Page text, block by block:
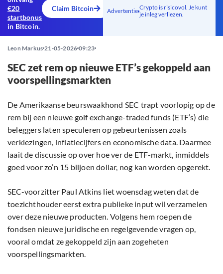
€20
startbonus
in Bitcoin.
Claim Bitcoin Advertentie Crypto is risicovol. Je kunt
je inleg verliezen.
Leon Markus 21-05-2026 09:23
SEC zet rem op nieuwe ETF’s gekoppeld aan
voorspellingsmarkten
De Amerikaanse beurswaakhond SEC trapt voorlopig op de
rem bij een nieuwe golf exchange-traded funds (ETF’s) die
beleggers laten speculeren op gebeurtenissen zoals
verkiezingen, inflatiecijfers en economische data. Daarmee
laait de discussie op over hoe ver de ETF-markt, inmiddels
goed voor zo’n 15 biljoen dollar, nog kan worden opgerekt.
SEC-voorzitter Paul Atkins liet woensdag weten dat de
toezichthouder eerst extra publieke input wil verzamelen
over deze nieuwe producten. Volgens hem roepen de
fondsen nieuwe juridische en regelgevende vragen op,
vooral omdat ze gekoppeld zijn aan zogeheten
voorspellingsmarkten.